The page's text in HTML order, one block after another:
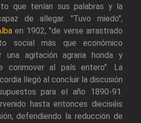
que tenían sus palabras y la
de allegar. "Tuvo miedo",
en 1902, "de verse arrastrado
social más que económico
una agitación agraria honda y
conmover al país entero". La
llegó al concluir la discusión
para el año 1890-91.
hasta entonces dieciséis
defendiendo la reducción de